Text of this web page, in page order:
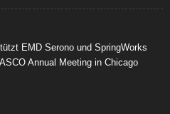
EMD Serono und SpringWorks
Annual Meeting in Chicago